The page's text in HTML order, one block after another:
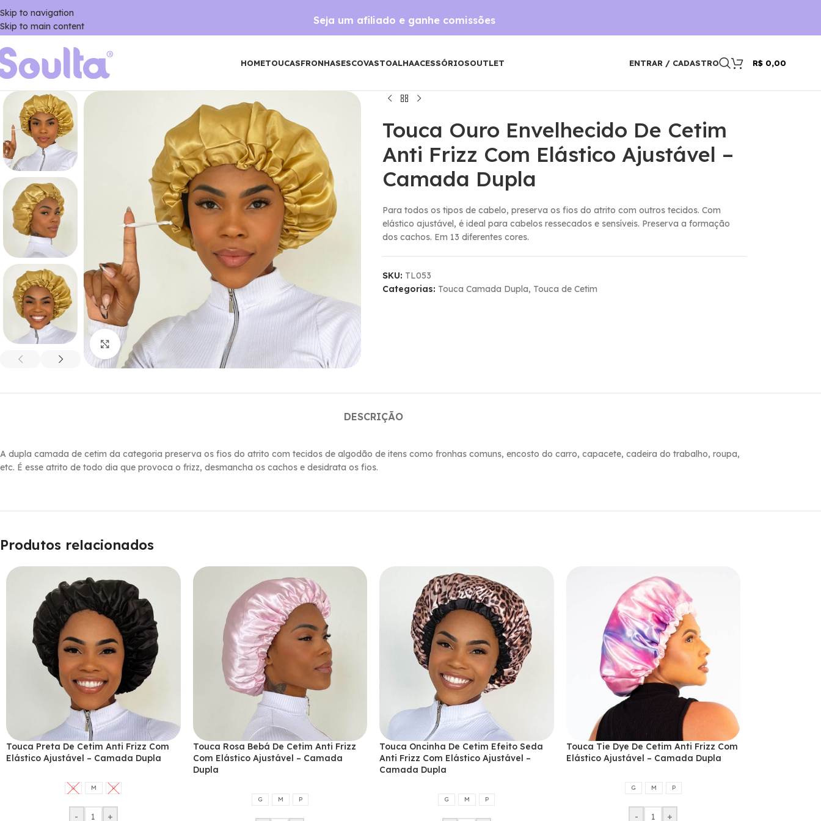
Skip to navigation
Skip to main content
Seja um afiliado e ganhe comissões
HOMETOUCASFRONHASESCOVASTOALHAACESSÓRIOSOUTLET ENTRAR / CADASTRO R$0,00
Click to enlarge
Touca Ouro Envelhecido De Cetim
Anti Frizz Com Elástico Ajustável –
Camada Dupla
Para todos os tipos de cabelo, preserva os fios do atrito com outros tecidos. Com
elástico ajustável, é ideal para cabelos ressecados e sensí­veis. Preserva a formação
dos cachos. Em 13 diferentes cores.
SKU: TL053
Categorias: Touca Camada Dupla, Touca de Cetim
DESCRIÇÃO
A dupla camada de cetim da categoria preserva os fios do atrito com tecidos de algodão de itens como fronhas comuns, encosto do carro, capacete, cadeira do trabalho, roupa,
etc. É esse atrito de todo dia que provoca o frizz, desmancha os cachos e desidrata os fios.
Produtos relacionados
Touca Preta De Cetim Anti Frizz Com
Elástico Ajustável – Camada Dupla
G M P
- +
Touca Rosa Bebá De Cetim Anti Frizz
Com Elástico Ajustável – Camada
Dupla
G M P
Touca Oncinha De Cetim Efeito Seda
Anti Frizz Com Elástico Ajustável –
Camada Dupla
G M P
Touca Tie Dye De Cetim Anti Frizz Com
Elástico Ajustável – Camada Dupla
G M P
- +